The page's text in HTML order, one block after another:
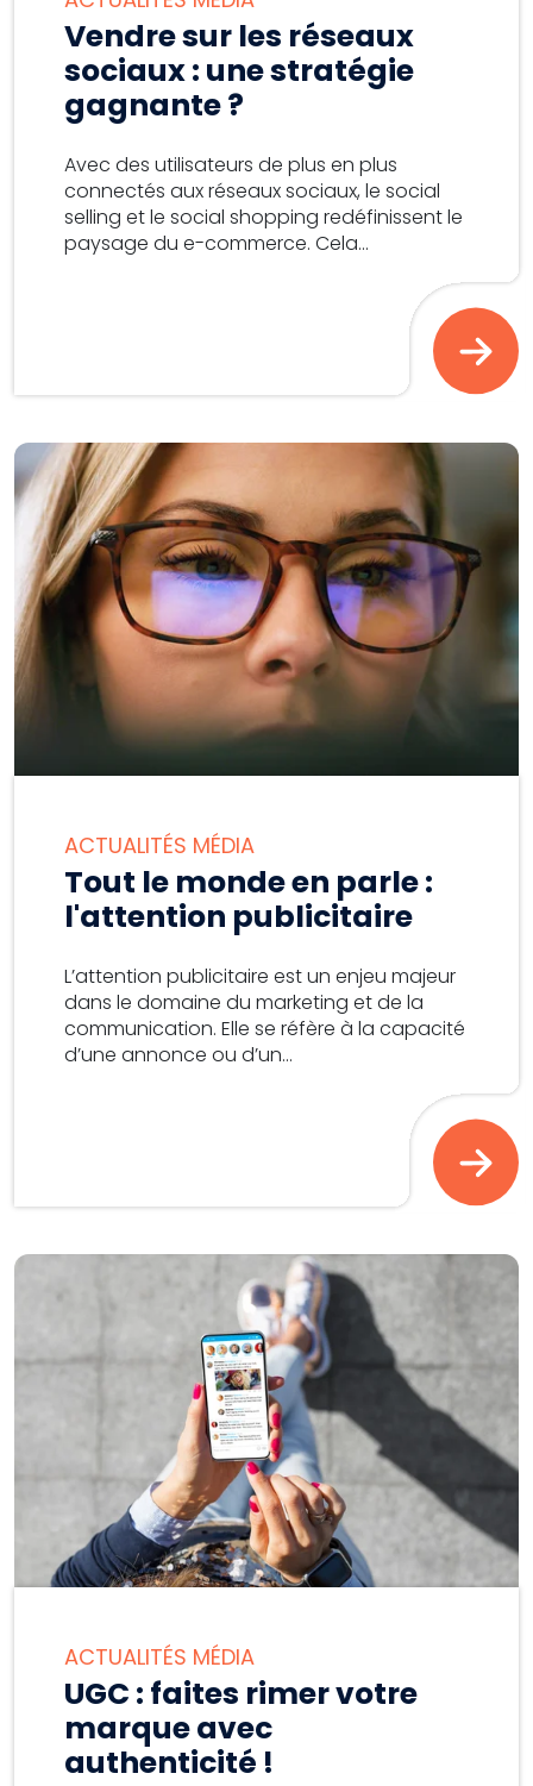
Vendre sur les réseaux
sociaux : une stratégie
gagnante ?
Avec des utilisateurs de plus en plus
connectés aux réseaux sociaux, le social
selling et le social shopping redéfinissent le
paysage du e-commerce. Cela...
ACTUALITÉS MÉDIA
Tout le monde en parle :
l'attention publicitaire
L’attention publicitaire est un enjeu majeur
dans le domaine du marketing et de la
communication. Elle se réfère à la capacité
d’une annonce ou d’un...
ACTUALITÉS MÉDIA
UGC : faites rimer votre
marque avec
authenticité !